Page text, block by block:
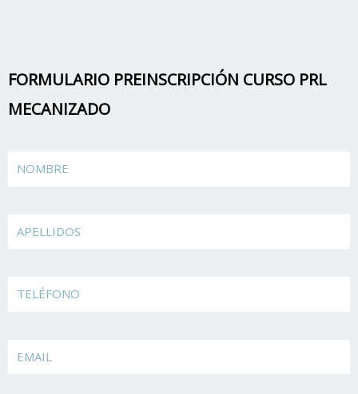
FORMULARIO PREINSCRIPCIÓN CURSO PRL
MECANIZADO
TELÉFONO